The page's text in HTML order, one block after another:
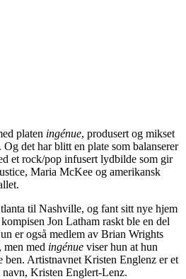
platen ingénue, produsert og mikset
det har blitt en plate som balanserer
et rock/pop infusert lydbilde som gir
Maria McKee og amerikansk
til Nashville, og fant sitt nye hjem
Jon Latham raskt ble en del
er også medlem av Brian Wrights
men med ingénue viser hun at hun
ben. Artistnavnet Kristen Englenz er et
navn, Kristen Englert-Lenz.